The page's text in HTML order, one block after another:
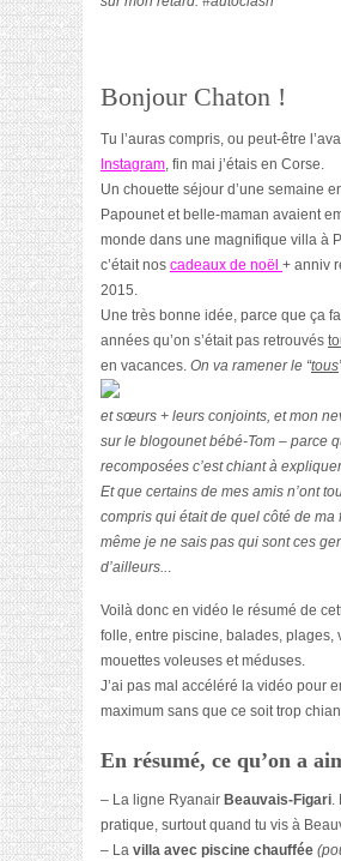
Bonjour Chaton !
Tu l’auras compris, ou peut-être
Instagram, fin mai j’étais en Corse.
Un chouette séjour d’une semaine
Papounet et belle-maman avaient
monde dans une magnifique villa à
c’était nos cadeaux de noël + anniv
2015.
Une très bonne idée, parce que ça
années qu’on s’était pas retrouvés
en vacances. On va ramener le “tous
et sœurs + leurs conjoints, et mon
sur le blogounet bébé-Tom – parce
recomposées c’est chiant à
Et que certains de mes amis n’ont
compris qui était de quel côté de ma
même je ne sais pas qui sont ces
d’ailleurs...
Voilà donc en vidéo le résumé de
folle, entre piscine, balades, plages,
mouettes voleuses et méduses.
J’ai pas mal accéléré la vidéo pour
maximum sans que ce soit trop
En résumé, ce qu’on a
– La ligne Ryanair Beauvais-Figari.
pratique, surtout quand tu vis à
– La villa avec piscine chauffée